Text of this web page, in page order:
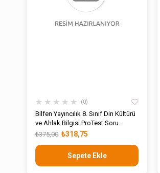
★ ★ ★ ★ ★ 0
Bilfen Yayıncılık 8. Sınıf Din Kültürü
ve Ahlak Bilgisi ProTest Soru
Bankası ₺318,75
₺375,00
Sepete Ekle